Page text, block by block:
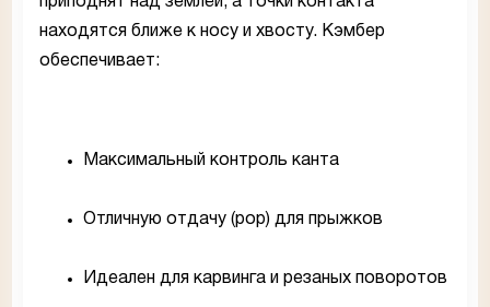
находятся ближе к носу и хвосту. Кэмбер
обеспечивает:
Максимальный контроль канта
Отличную отдачу (pop) для прыжков
Идеален для карвинга и резаных поворотов